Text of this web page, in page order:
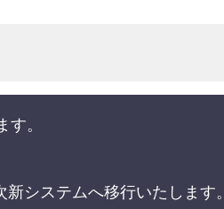
。
システムへ移行いたします。